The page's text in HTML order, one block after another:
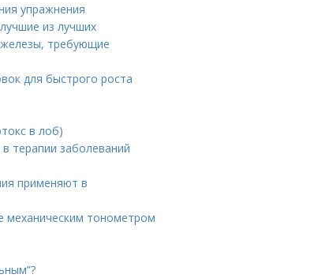
упражнения
из лучших
железы, требующие
для быстрого роста
в лоб)
терапии заболеваний
применяют в
механическим тонометром